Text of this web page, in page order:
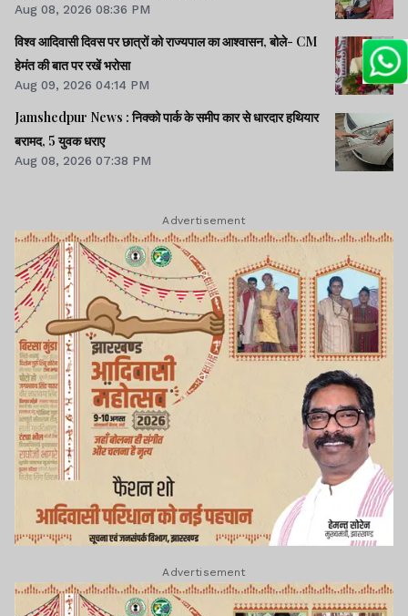
Aug 08, 2026 08:36 PM
विश्व आदिवासी दिवस पर छात्रों को राज्यपाल का आश्वासन, बोले- CM
हेमंत की बात पर रखें भरोसा
Aug 09, 2026 04:14 PM
Jamshedpur News : निक्को पार्क के समीप कार से धारदार हथियार
बरामद, 5 युवक धराए
Aug 08, 2026 07:38 PM
Advertisement
Advertisement